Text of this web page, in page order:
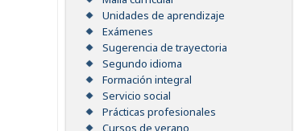
Unidades de aprendizaje
Exámenes
Sugerencia de trayectoria
Segundo idioma
Formación integral
Servicio social
Prácticas profesionales